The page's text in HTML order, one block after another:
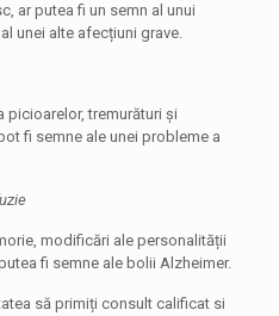
ar putea fi un semn al unui
unei alte afecțiuni grave.
picioarelor, tremurături și
fi semne ale unei probleme a
modificări ale personalității
fi semne ale bolii Alzheimer.
să primiți consult calificat si